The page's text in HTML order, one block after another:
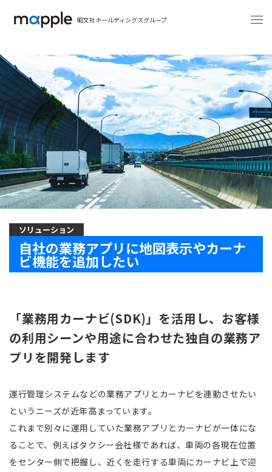
昭文社ホールディングスグループ
ソリューション
自社の業務アプリに地図表示やカーナ
ビ機能を追加したい
「業務用カーナビ(SDK)」を活用し、お客様
の利用シーンや用途に合わせた独自の業務ア
プリを開発します
運行管理システムなどの業務アプリとカーナビを連動させたい
というニーズが近年高まっています。
これまで別々に運用していた業務アプリとカーナビが一体にな
ることで、例えばタクシー会社様であれば、車両の各現在位置
をセンター側で把握し、近くを走行する車両にカーナビ上で迎